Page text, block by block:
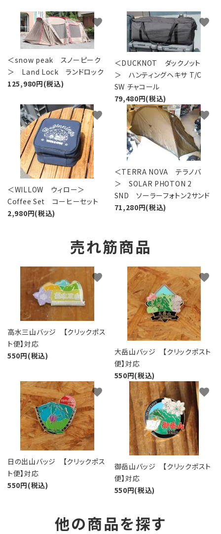
＜snow peak スノーピーク
＞ Land Lock ランドロック
125,980円(税込)
favorite
＜DUCKNOT ダックノット
＞ ハンティングヘキサ T/C
SW チャコール
79,480円(税込)
favorite
＜WILLOW ウィロー＞
Coffee Set コーヒーセット
2,980円(税込)
favorite
＜TERRA NOVA テラノバ
＞ SOLAR PHOTON 2
SND ソーラーフォトン2サンド
71,280円(税込)
favorite
売れ筋商品
高水三山バッジ 【クリックポス
ト便】対応
550円(税込)
favorite
大岳山バッジ 【クリックポスト
便】対応
550円(税込)
favorite
日の出山バッジ 【クリックポス
ト便】対応
550円(税込)
favorite
御岳山バッジ 【クリックポスト
便】対応
550円(税込)
favorite
他の商品を探す